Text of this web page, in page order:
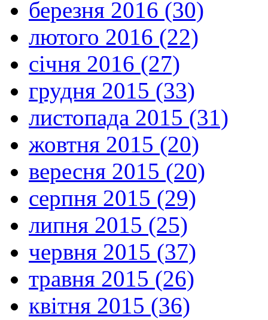
березня 2016 (30)
лютого 2016 (22)
січня 2016 (27)
грудня 2015 (33)
листопада 2015 (31)
жовтня 2015 (20)
вересня 2015 (20)
серпня 2015 (29)
липня 2015 (25)
червня 2015 (37)
травня 2015 (26)
квітня 2015 (36)